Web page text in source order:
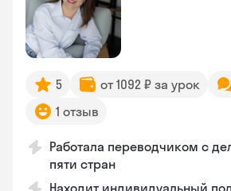
5 от 1092 ₽ за урок
1 отзыв
Работала переводчиком с
пяти стран
Находит индивидуальный